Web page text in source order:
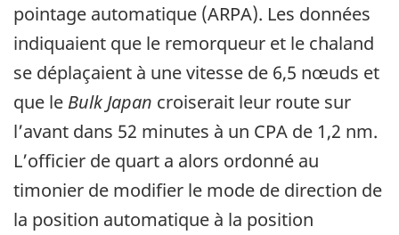
pointage automatique (ARPA). Les données
indiquaient que le remorqueur et le chaland
se déplaçaient à une vitesse de 6,5 nœuds et
que le Bulk Japan croiserait leur route sur
l’avant dans 52 minutes à un CPA de 1,2 nm.
L’officier de quart a alors ordonné au
timonier de modifier le mode de direction de
la position automatique à la position